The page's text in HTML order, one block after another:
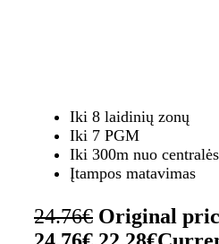
Iki 8 laidinių zonų
Iki 7 PGM
Iki 300m nuo centralės
Įtampos matavimas
24.76€ Original